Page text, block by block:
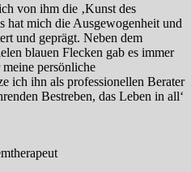
von ihm die ‚Kunst des
hat mich die Ausgewogenheit und
und geprägt. Neben dem
blauen Flecken gab es immer
persönliche
ich ihn als professionellen Berater
Bestreben, das Leben in all‘